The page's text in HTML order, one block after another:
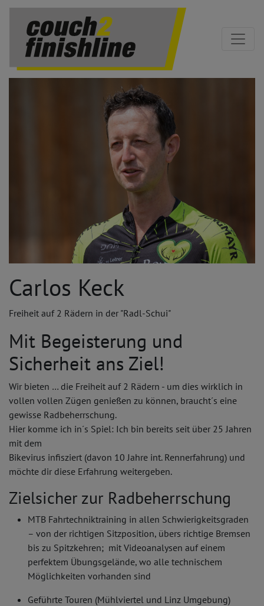
Carlos Keck
Freiheit auf 2 Rädern in der "Radl-Schui"
Mit Begeisterung und
Sicherheit ans Ziel!
Wir bieten … die Freiheit auf 2 Rädern - um dies wirklich in
vollen vollen Zügen genießen zu können, braucht´s eine
gewisse Radbeherrschung.
Hier komme ich in´s Spiel: Ich bin bereits seit über 25 Jahren
mit dem
Bikevirus infisziert (davon 10 Jahre int. Rennerfahrung) und
möchte dir diese Erfahrung weitergeben.
Zielsicher zur Radbeherrschung
MTB Fahrtechniktraining in allen Schwierigkeitsgraden
– von der richtigen Sitzposition, übers richtige Bremsen
bis zu Spitzkehren; mit Videoanalysen auf einem
perfektem Übungsgelände, wo alle technischem
Möglichkeiten vorhanden sind
Geführte Touren (Mühlviertel und Linz Umgebung)